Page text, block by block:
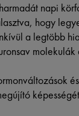
napi
hogy
a legtöbb